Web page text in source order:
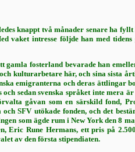
knappt två månader se­nare ha
vaket intresse följde han med tidens
gamla fosterland beva­rade han
kulturarbetare här, och sina sista
emi­granterna och deras ättlingar
sedan svenska språket inte mera
gåvan som en särskild fond,
SFV utö­kade fonden, och det
som ägde rum i New York den 8
Eric Rune Hermans, ett pris på
av den första stipendiaten.